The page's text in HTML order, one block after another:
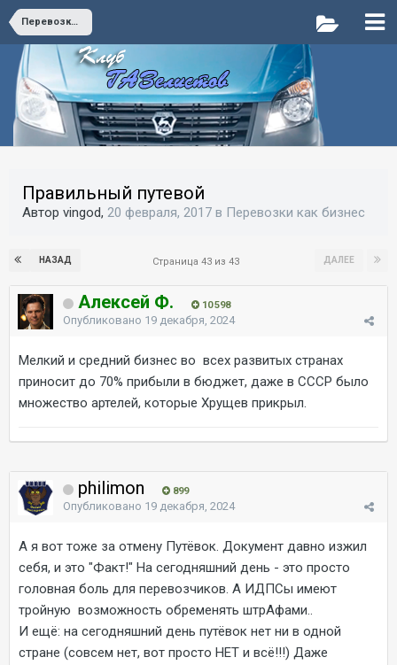
Перевозки как бизнес
Правильный путевой
Автор vingod, 20 февраля, 2017 в Перевозки как бизнес
НАЗАД ДАЛЕЕ
Страница 43 из 43
Алексей Ф. 10 598
Опубликовано 19 декабря, 2024
Мелкий и средний бизнес во всех развитых странах
приносит до 70% прибыли в бюджет, даже в СССР было
множество артелей, которые Хрущев прикрыл.
philimon 899
Опубликовано 19 декабря, 2024
А я вот тоже за отмену Путёвок. Документ давно изжил
себя, и это "Факт!" На сегодняшний день - это просто
головная боль для перевозчиков. А ИДПСы имеют
тройную возможность обременять штрАфами..
И ещё: на сегодняшний день путёвок нет ни в одной
стране (совсем нет, вот просто НЕТ и всё!!!) Даже